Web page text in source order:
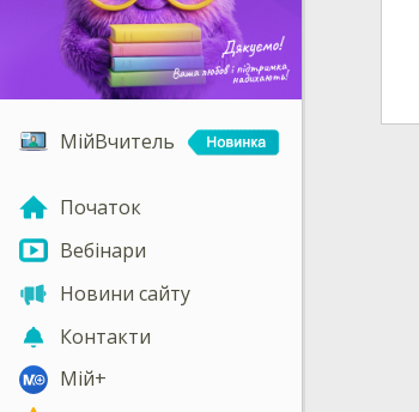
МійВчитель
Початок
Вебінари
Новини сайту
Контакти
Мій+